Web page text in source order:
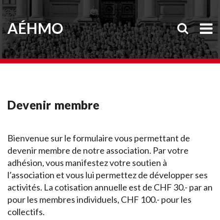
AÉHMO
Devenir membre
Bienvenue sur le formulaire vous permettant de
devenir membre de notre association. Par votre
adhésion, vous manifestez votre soutien à
l’association et vous lui permettez de développer ses
activités. La cotisation annuelle est de CHF 30.- par an
pour les membres individuels, CHF 100.- pour les
collectifs.